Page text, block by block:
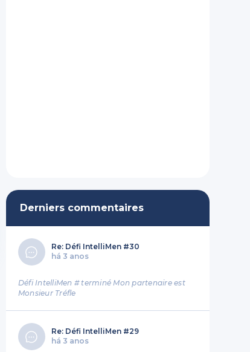
Derniers commentaires
Re: Défi IntelliMen #30
há 3 anos
Défi IntelliMen # terminé Mon partenaire est
Monsieur Tréfle
Re: Défi IntelliMen #29
há 3 anos